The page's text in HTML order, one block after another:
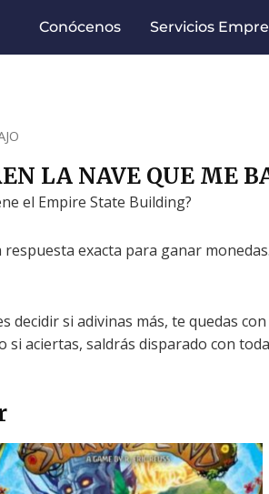
Conócenos Servicios
LA NAVE QUE ME
el Empire State Building?
exacta para ganar
decidir si adivinas más, te quedas
aciertas, saldrás disparado con